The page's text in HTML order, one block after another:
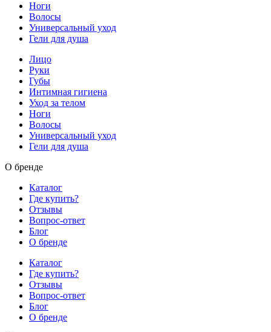
Ноги
Волосы
Универсальный уход
Гели для душа
Лицо
Руки
Губы
Интимная гигиена
Уход за телом
Ноги
Волосы
Универсальный уход
Гели для душа
О бренде
Каталог
Где купить?
Отзывы
Вопрос-ответ
Блог
О бренде
Каталог
Где купить?
Отзывы
Вопрос-ответ
Блог
О бренде